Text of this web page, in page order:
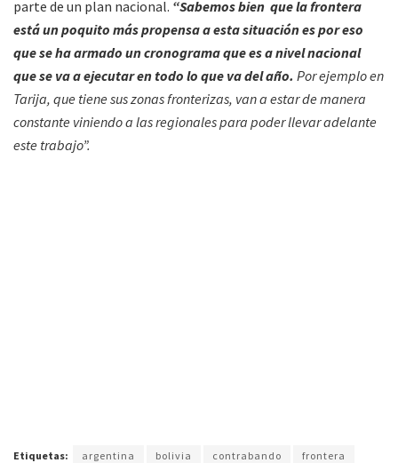
parte de un plan nacional. “Sabemos bien que la frontera
está un poquito más propensa a esta situación es por eso
que se ha armado un cronograma que es a nivel nacional
que se va a ejecutar en todo lo que va del año. Por ejemplo en
Tarija, que tiene sus zonas fronterizas, van a estar de manera
constante viniendo a las regionales para poder llevar adelante
este trabajo”.
Etiquetas: argentina bolivia contrabando
frontera